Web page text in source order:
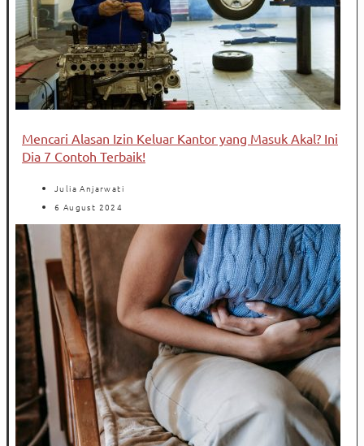
Mencari Alasan Izin Keluar Kantor yang Masuk Akal? Ini
Dia 7 Contoh Terbaik!
Julia Anjarwati
6 August 2024